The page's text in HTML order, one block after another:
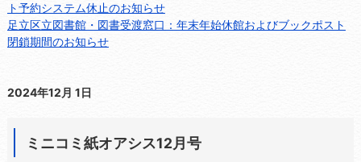
ト予約システム休止のお知らせ
足立区立図書館・図書受渡窓口：年末年始休館およびブックポスト
閉鎖期間のお知らせ
2024年12月 1日
ミニコミ紙オアシス12月号